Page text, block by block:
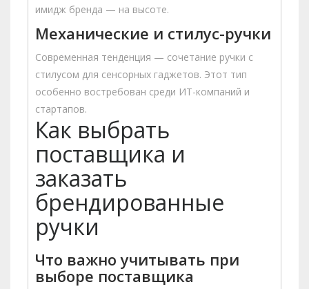
имидж бренда — на высоте.
Механические и стилус-ручки
Современная тенденция — сочетание ручки с
стилусом для сенсорных гаджетов. Этот тип
особенно востребован среди ИТ-компаний и
стартапов.
Как выбрать
поставщика и
заказать
брендированные
ручки
Что важно учитывать при
выборе поставщика